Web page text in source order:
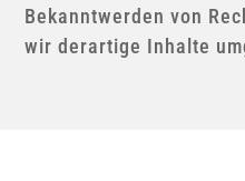
Bekanntwerden von
wir derartige Inhalte